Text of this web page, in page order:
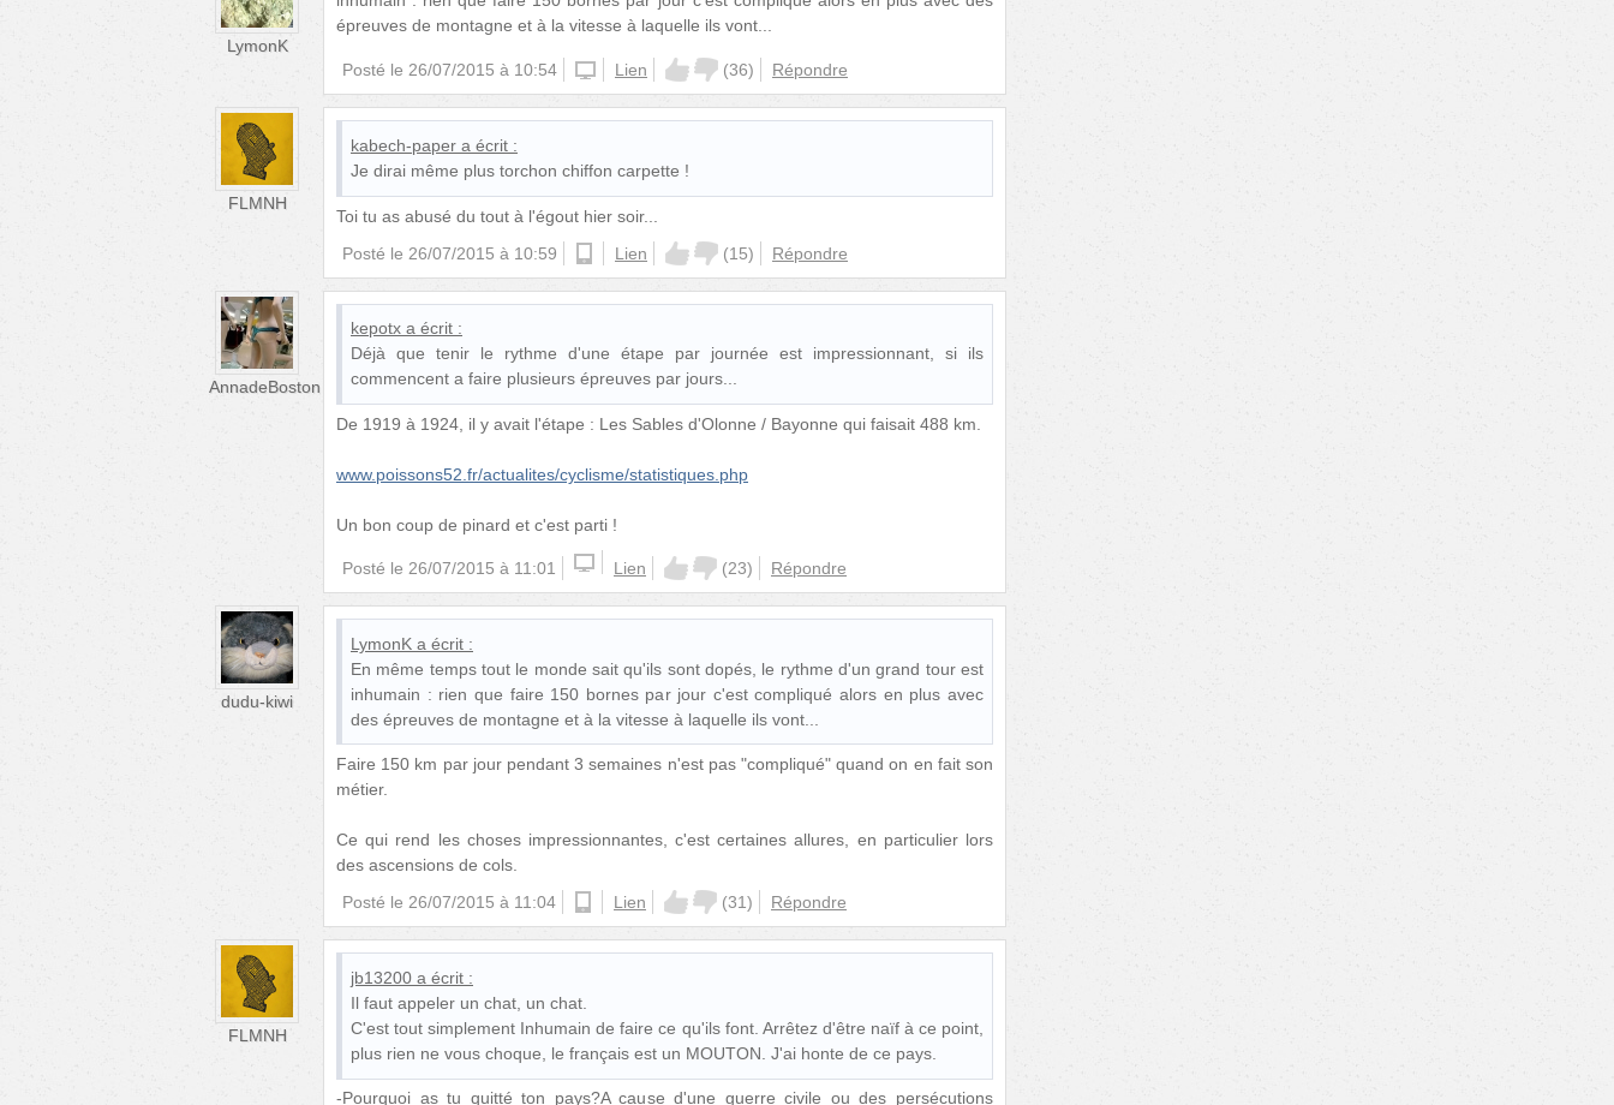
LymonK
épreuves de montagne et à la vitesse à laquelle ils vont...
Posté le 26/07/2015 à 10:54 windowsphone
Lien (36) Répondre
FLMNH
kabech-paper a écrit :
Je dirai même plus torchon chiffon carpette !
Toi tu as abusé du tout à l'égout hier soir...
Posté le 26/07/2015 à 10:59 androidLien (15) Répondre
AnnadeBoston
kepotx a écrit :
Déjà que tenir le rythme d'une étape par journée est impressionnant, si ils
commencent a faire plusieurs épreuves par jours...
De 1919 à 1924, il y avait l'étape : Les Sables d'Olonne / Bayonne qui faisait 488 km.
www.poissons52.fr/actualites/cyclisme/statistiques.php
Un bon coup de pinard et c'est parti !
Posté le 26/07/2015 à 11:01 Lien (23) Répondre
dudu-kiwi
LymonK a écrit :
En même temps tout le monde sait qu'ils sont dopés, le rythme d'un grand tour est
inhumain : rien que faire 150 bornes par jour c'est compliqué alors en plus avec
des épreuves de montagne et à la vitesse à laquelle ils vont...
Faire 150 km par jour pendant 3 semaines n'est pas "compliqué" quand on en fait son
métier.
Ce qui rend les choses impressionnantes, c'est certaines allures, en particulier lors
des ascensions de cols.
Posté le 26/07/2015 à 11:04 androidLien (31) Répondre
FLMNH
jb13200 a écrit :
Il faut appeler un chat, un chat.
C'est tout simplement Inhumain de faire ce qu'ils font. Arrêtez d'être naïf à ce point,
plus rien ne vous choque, le français est un MOUTON. J'ai honte de ce pays.
-Pourquoi as tu quitté ton pays?A cause d'une guerre civile ou des persécutions